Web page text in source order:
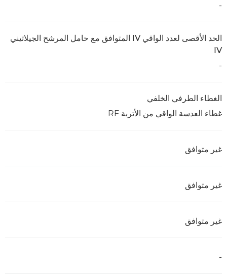
-
الحد الأقصى لعدد الواقي IV المتوافق مع حامل المرشح الجيلاتيني
IV
-
الغطاء الطرفي الخلفي
غطاء العدسة الواقي من الأتربة RF
غير متوافق
غير متوافق
غير متوافق
-